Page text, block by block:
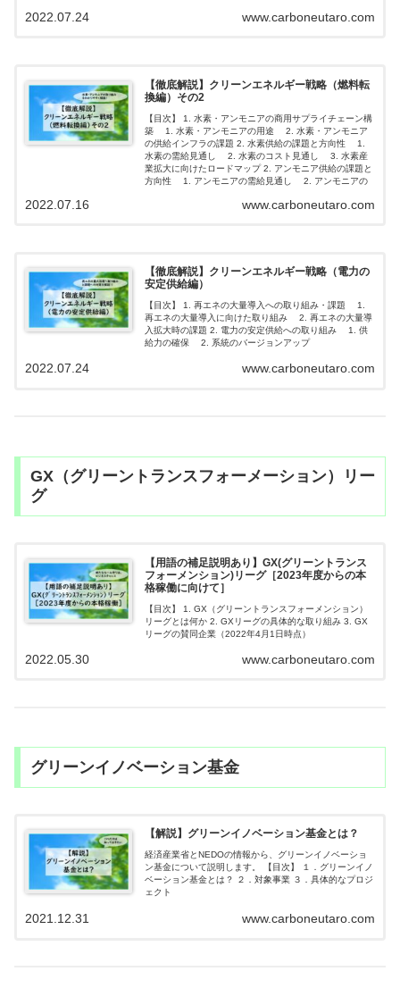
www.carboneutaro.com
2022.07.24
【徹底解説】クリーンエネルギー戦略（燃料転
換編）その2
【目次】 1. 水素・アンモニアの商用サプライチェーン構
築 1. 水素・アンモニアの用途 2. 水素・アンモニア
の供給インフラの課題 2. 水素供給の課題と方向性 1.
水素の需給見通し 2. 水素のコスト見通し 3. 水素産
業拡大に向けたロードマップ 2. アンモニア供給の課題と
方向性 1. アンモニアの需給見通し 2. アンモニアの
www.carboneutaro.com
2022.07.16
【徹底解説】クリーンエネルギー戦略（電力の
安定供給編）
【目次】 1. 再エネの大量導入への取り組み・課題 1.
再エネの大量導入に向けた取り組み 2. 再エネの大量導
入拡大時の課題 2. 電力の安定供給への取り組み 1. 供
給力の確保 2. 系統のバージョンアップ
www.carboneutaro.com
2022.07.24
GX（グリーントランスフォーメーション）リー
グ
【用語の補足説明あり】GX(グリーントランス
フォーメンション)リーグ［2023年度からの本
格稼働に向けて］
【目次】 1. GX（グリーントランスフォーメンション）
リーグとは何か 2. GXリーグの具体的な取り組み 3. GX
リーグの賛同企業（2022年4月1日時点）
www.carboneutaro.com
2022.05.30
グリーンイノベーション基金
【解説】グリーンイノベーション基金とは？
経済産業省とNEDOの情報から、グリーンイノベーショ
ン基金について説明します。 【目次】 １．グリーンイノ
ベーション基金とは？ ２．対象事業 ３．具体的なプロジ
ェクト
www.carboneutaro.com
2021.12.31